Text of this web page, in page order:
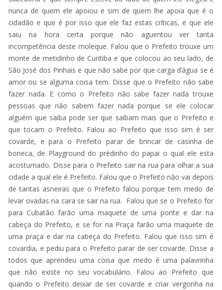
nunca de quem ele apoiou e sim de quem lhe apoia que é o
cidadão e que é por isso que ele faz estas críticas, e que ele
saiu na hora certa porque não aguentou ver tanta
incompetência deste moleque. Falou que o Prefeito trouxe um
monte de metidinho de Curitiba e que colocou ao seu lado, de
São José dos Pinhais e que não sabe por que carga d’água se é
amor ou se alguma coisa tem. Disse que o Prefeito não sabe
fazer nada. E como o Prefeito não sabe fazer nada trouxe
pessoas que não sabem fazer nada porque se ele colocar
alguém que saiba pode ser que saibam mais que o Prefeito e
que tocam o Prefeito. Falou ao Prefeito que isso sim é ser
covarde, e para o Prefeito parar de brincar de casinha de
boneca, de Playground do prédinho do papai o qual ele esta
acostumado. Disse para o Prefeito sair na rua para olhar a sua
cidade a qual ele é Prefeito. Falou que o Prefeito não vai depois
de tantas asneiras que o Prefeito falou porque tem medo de
levar ovadas na cara se sair na rua. Falou que se o Prefeito for
para Cubatão farão uma maquete de uma ponte e dar na
cabeça do Prefeito, e se for na Praça farão uma maquete de
uma praça e dar na cabeça do Prefeito. Falou que isso sim é
covardia, e pediu para o Prefeito parar de ser covarde. Disse a
todos que aprendeu uma coisa que medo é uma palavrinha
que não existe no seu vocabulário. Falou ao Prefeito que
quando o Prefeito deixar de ser covarde e criar vergonha na